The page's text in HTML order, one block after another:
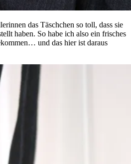
das Täschchen so toll, dass sie
haben. So habe ich also ein frisches
und das hier ist daraus